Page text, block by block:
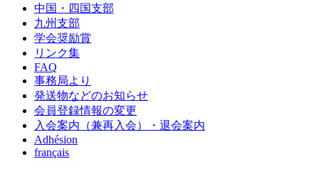
中国・四国支部
九州支部
学会奨励賞
リンク集
FAQ
事務局より
発送物などのお知らせ
会員登録情報の変更
入会案内（兼再入会）・退会案内
Adhésion
français